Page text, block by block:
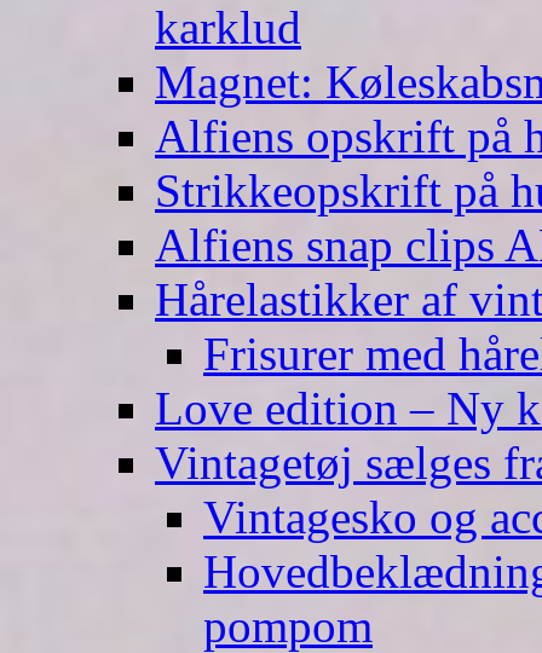
karklud
Magnet:
Alfiens opskrift på
Strikkeopskrift på
Alfiens snap clips
Hårelastikker af
Frisurer med
Love edition – Ny
Vintagetøj sælges
Vintagesko og
pompom